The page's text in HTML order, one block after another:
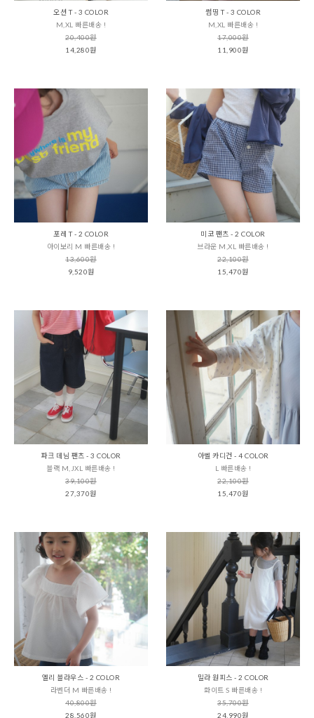
오션 T - 3 COLOR
M,XL 빠른배송 !
20,400원
14,280원
썸띵 T - 3 COLOR
M,XL 빠른배송 !
17,000원
11,900원
포레 T - 2 COLOR
아이보리 M 빠른배송 !
13,600원
9,520원
미코 팬츠 - 2 COLOR
브라운 M,XL 빠른배송 !
22,100원
15,470원
파크 데님 팬츠 - 3 COLOR
블랙 M,JXL 빠른배송 !
39,100원
27,370원
아벨 카디건 - 4 COLOR
L 빠른배송 !
22,100원
15,470원
엘리 블라우스 - 2 COLOR
라벤더 M 빠른배송 !
40,800원
28,560원
밀라 원피스 - 2 COLOR
화이트 S 빠른배송 !
35,700원
24,990원